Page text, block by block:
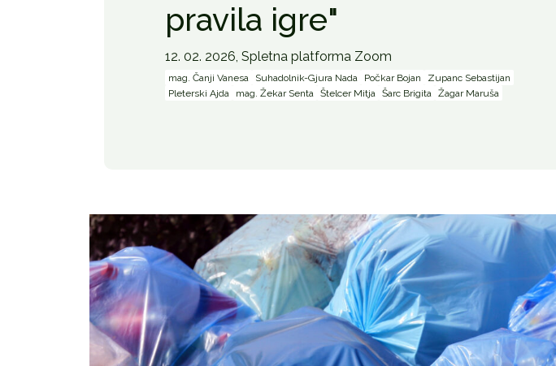
pravila igre"
12. 02. 2026, Spletna platforma Zoom
mag. Čanji Vanesa Suhadolnik-Gjura Nada Počkar Bojan
Zupanc Sebastijan
Pleterski Ajda
mag. Žekar Senta Štelcer Mitja Šarc Brigita Žagar Maruša